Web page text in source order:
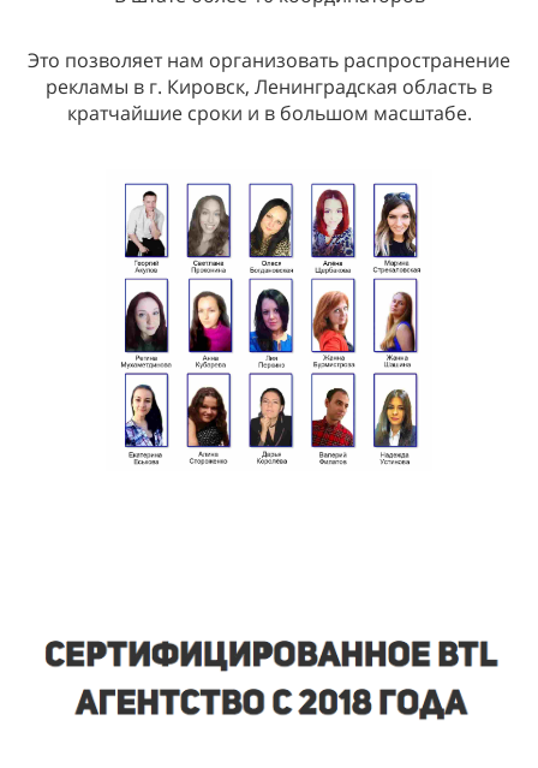
Это позволяет нам организовать распространение
рекламы в г. Кировск, Ленинградская область в
кратчайшие сроки и в большом масштабе.